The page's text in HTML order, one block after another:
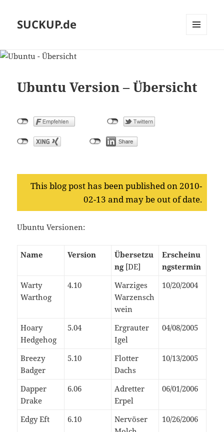
SUCKUP.de
Ubuntu Version – Übersicht
This blog post has been published on 2010-
02-13 and may be out of date.
Ubuntu Versionen:
Name Version
Übersetzu
ng[DE]
Erscheinu
ngstermin
Warty
Warthog
4.10
Warziges
Warzensch
wein
10/20/2004
Hoary
Hedgehog
5.04
Ergrauter
Igel
04/08/2005
Breezy
Badger
5.10
Flotter
Dachs
10/13/2005
Dapper
Drake
6.06
Adretter
Erpel
06/01/2006
Edgy Eft 6.10
Nervöser
10/26/2006